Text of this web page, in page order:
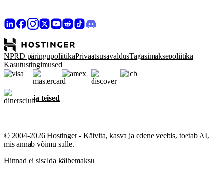
NPRD päringupoliitikaPrivaatsusavaldusTagasimaksepoliitika
Kasutustingimused
ja teised
© 2004-2026 Hostinger - Käivita, kasva ja edene veebis, toetab AI,
mis annab võimu sulle.
Hinnad ei sisalda käibemaksu